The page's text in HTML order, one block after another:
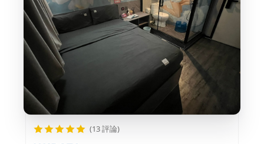
(13 評論)